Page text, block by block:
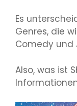
Es
Genres, die
Comedy und
Also, was ist